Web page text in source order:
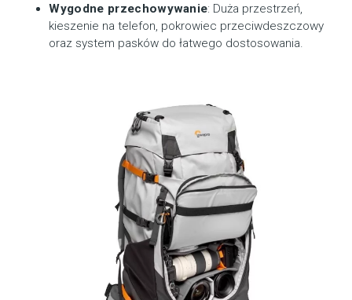
Wygodne przechowywanie: Duża przestrzeń,
kieszenie na telefon, pokrowiec przeciwdeszczowy
oraz system pasków do łatwego dostosowania.